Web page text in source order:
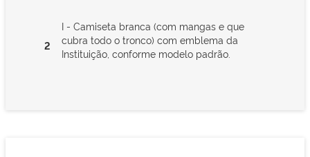
2
I - Camiseta branca (com mangas e que
cubra todo o tronco) com emblema da
Instituição, conforme modelo padrão.